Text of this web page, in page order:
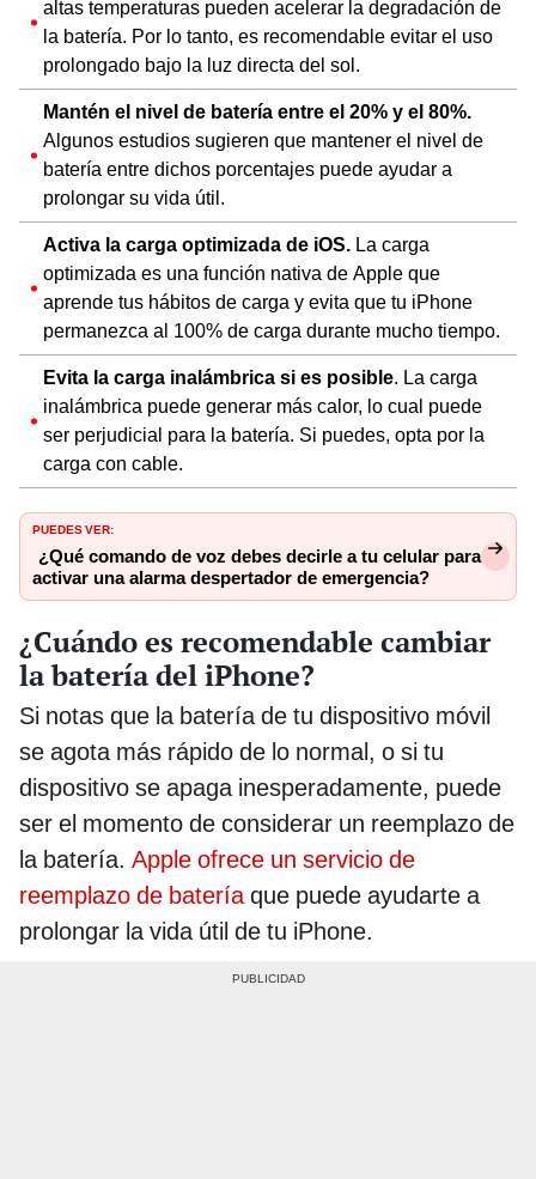
altas temperaturas pueden acelerar la degradación de
la batería. Por lo tanto, es recomendable evitar el uso
prolongado bajo la luz directa del sol.
Mantén el nivel de batería entre el 20% y el 80%.
Algunos estudios sugieren que mantener el nivel de
batería entre dichos porcentajes puede ayudar a
prolongar su vida útil.
Activa la carga optimizada de iOS. La carga
optimizada es una función nativa de Apple que
aprende tus hábitos de carga y evita que tu iPhone
permanezca al 100% de carga durante mucho tiempo.
Evita la carga inalámbrica si es posible. La carga
inalámbrica puede generar más calor, lo cual puede
ser perjudicial para la batería. Si puedes, opta por la
carga con cable.
PUEDES VER:
¿Qué comando de voz debes decirle a tu celular para
activar una alarma despertador de emergencia?
¿Cuándo es recomendable cambiar
la batería del iPhone?
Si notas que la batería de tu dispositivo móvil
se agota más rápido de lo normal, o si tu
dispositivo se apaga inesperadamente, puede
ser el momento de considerar un reemplazo de
la batería. Apple ofrece un servicio de
reemplazo de batería que puede ayudarte a
prolongar la vida útil de tu iPhone.